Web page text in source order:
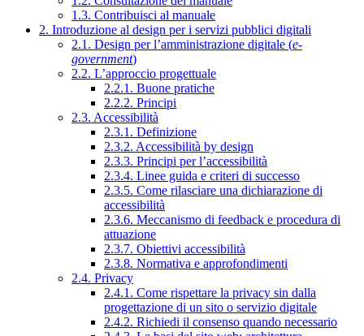
1.3. Contribuisci al manuale
2. Introduzione al design per i servizi pubblici digitali
2.1. Design per l’amministrazione digitale (e-
government)
2.2. L’approccio progettuale
2.2.1. Buone pratiche
2.2.2. Principi
2.3. Accessibilità
2.3.1. Definizione
2.3.2. Accessibilità by design
2.3.3. Principi per l’accessibilità
2.3.4. Linee guida e criteri di successo
2.3.5. Come rilasciare una dichiarazione di
accessibilità
2.3.6. Meccanismo di feedback e procedura di
attuazione
2.3.7. Obiettivi accessibilità
2.3.8. Normativa e approfondimenti
2.4. Privacy
2.4.1. Come rispettare la privacy sin dalla
progettazione di un sito o servizio digitale
2.4.2. Richiedi il consenso quando necessario